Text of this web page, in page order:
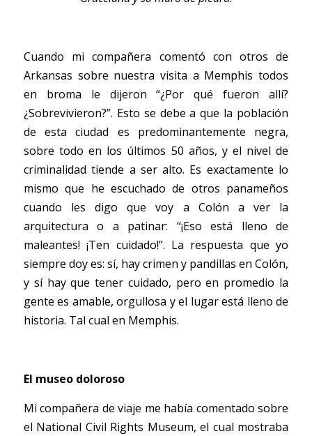
Cuando mi compañera comentó con otros de
Arkansas sobre nuestra visita a Memphis todos
en broma le dijeron “¿Por qué fueron allí?
¿Sobrevivieron?”. Esto se debe a que la población
de esta ciudad es predominantemente negra,
sobre todo en los últimos 50 años, y el nivel de
criminalidad tiende a ser alto. Es exactamente lo
mismo que he escuchado de otros panameños
cuando les digo que voy a Colón a ver la
arquitectura o a patinar: “¡Eso está lleno de
maleantes! ¡Ten cuidado!”. La respuesta que yo
siempre doy es: sí, hay crimen y pandillas en Colón,
y sí hay que tener cuidado, pero en promedio la
gente es amable, orgullosa y el lugar está lleno de
historia. Tal cual en Memphis.
El museo doloroso
Mi compañera de viaje me había comentado sobre
el National Civil Rights Museum, el cual mostraba